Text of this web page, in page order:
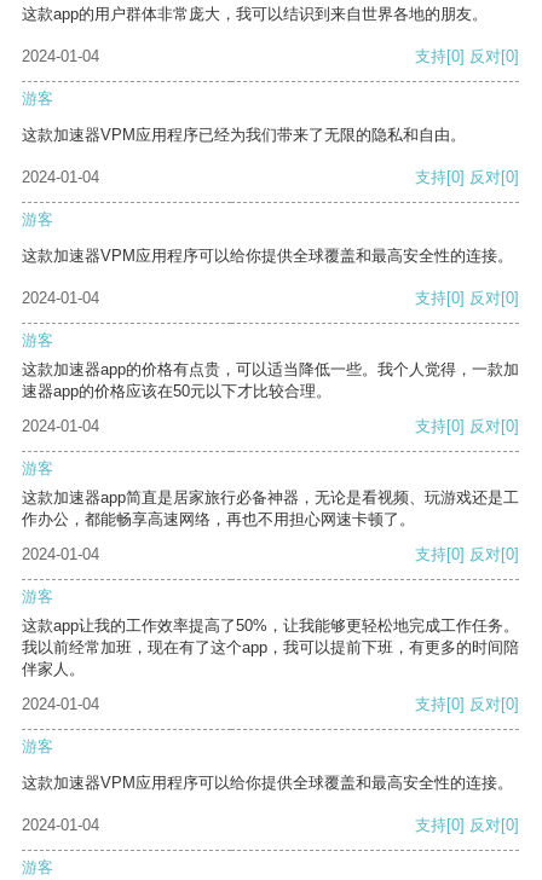
这款app的用户群体非常庞大，我可以结识到来自世界各地的朋友。
2024-01-04 支持[0] 反对[0]
游客
这款加速器VPM应用程序已经为我们带来了无限的隐私和自由。
2024-01-04 支持[0] 反对[0]
游客
这款加速器VPM应用程序可以给你提供全球覆盖和最高安全性的连接。
2024-01-04 支持[0] 反对[0]
游客
这款加速器app的价格有点贵，可以适当降低一些。我个人觉得，一款加
速器app的价格应该在50元以下才比较合理。
2024-01-04
支持[0] 反对[0]
游客
这款加速器app简直是居家旅行必备神器，无论是看视频、玩游戏还是工
作办公，都能畅享高速网络，再也不用担心网速卡顿了。
2024-01-04
支持[0] 反对[0]
游客
这款app让我的工作效率提高了50%，让我能够更轻松地完成工作任务。
我以前经常加班，现在有了这个app，我可以提前下班，有更多的时间陪
伴家人。
2024-01-04
支持[0] 反对[0]
游客
这款加速器VPM应用程序可以给你提供全球覆盖和最高安全性的连接。
2024-01-04 支持[0] 反对[0]
游客